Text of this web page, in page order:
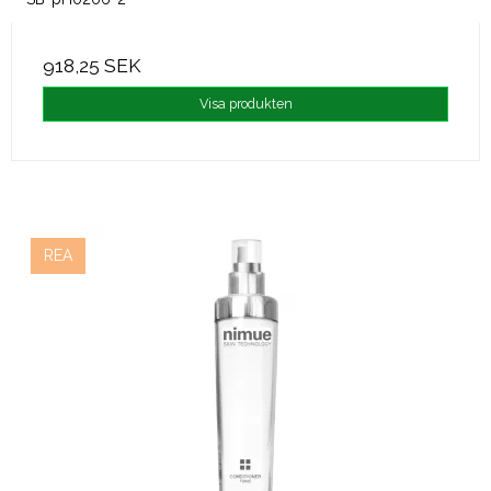
918,25 SEK
Visa produkten
REA